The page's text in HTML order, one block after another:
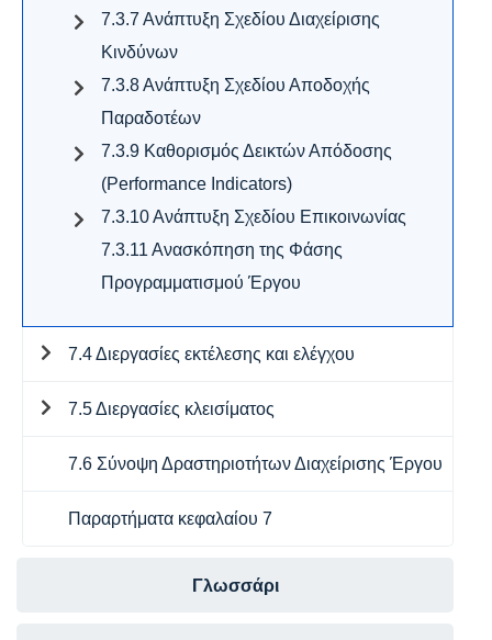
7.3.7 Ανάπτυξη Σχεδίου Διαχείρισης
Κινδύνων
7.3.8 Ανάπτυξη Σχεδίου Αποδοχής
Παραδοτέων
7.3.9 Καθορισμός Δεικτών Απόδοσης
(Performance Indicators)
7.3.10 Ανάπτυξη Σχεδίου Επικοινωνίας
7.3.11 Ανασκόπηση της Φάσης
Προγραμματισμού Έργου
7.4 Διεργασίες εκτέλεσης και ελέγχου
7.5 Διεργασίες κλεισίματος
7.6 Σύνοψη Δραστηριοτήτων Διαχείρισης Έργου
Παραρτήματα κεφαλαίου 7
Γλωσσάρι